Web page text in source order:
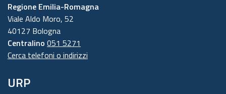
Regione Emilia-Romagna
Viale Aldo Moro, 52
40127 Bologna
Centralino 051 5271
Cerca telefoni o indirizzi
URP